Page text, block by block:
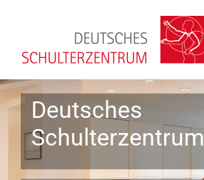
Deutsches
Schulterzentrum